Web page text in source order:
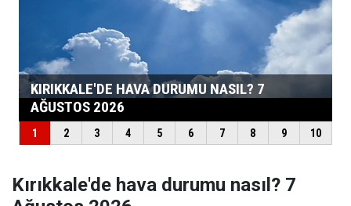
Kırıkkale'de hava durumu nasıl? 7